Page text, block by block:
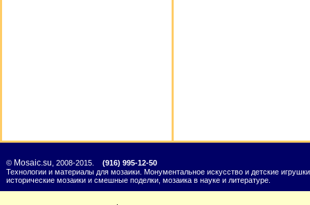
© Mosaic.su , 2008-2015. (916) 995-12-50
Технологии и материалы для мозаики. Монументальное искусство и детские
исторические мозаики и смешные поделки, мозаика в науке и литературе.